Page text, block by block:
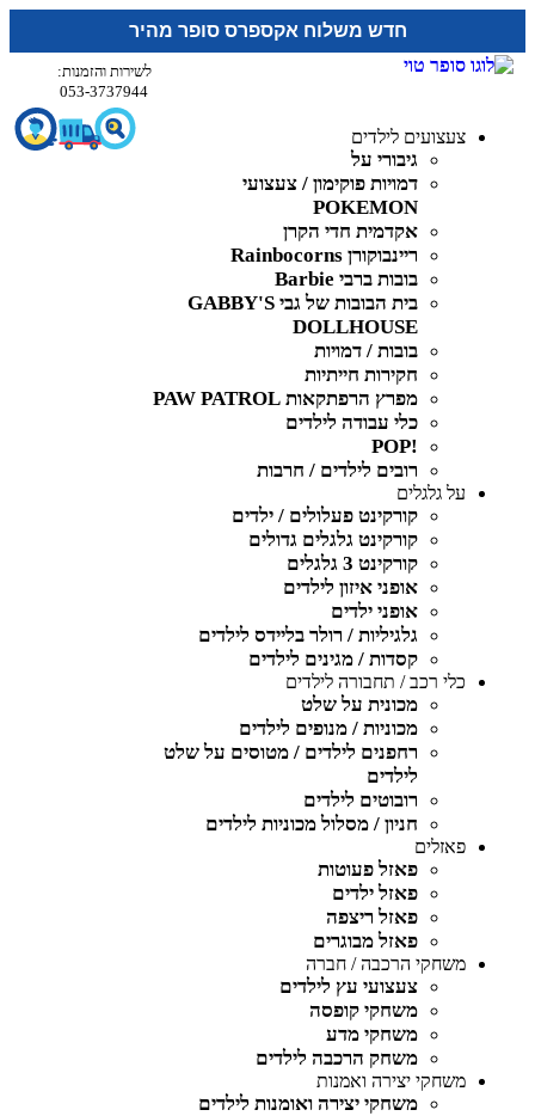
חדש משלוח אקספרס סופר מהיר
לשירות והזמנות:
053-3737944
צעצועים לילדים
גיבורי על
דמויות פוקימון / צעצועי
POKEMON
אקדמית חדי הקרן
ריינבוקורן Rainbocorns
בובות ברבי Barbie
בית הבובות של גבי GABBY'S
DOLLHOUSE
בובות / דמויות
חקירות חייתיות
מפרץ הרפתקאות PAW PATROL
כלי עבודה לילדים
!POP
רובים לילדים / חרבות
על גלגלים
קורקינט פעלולים / ילדים
קורקינט גלגלים גדולים
קורקינט 3 גלגלים
אופני איזון לילדים
אופני ילדים
גלגיליות / רולר בליידס לילדים
קסדות / מגינים לילדים
כלי רכב / תחבורה לילדים
מכונית על שלט
מכוניות / מנופים לילדים
רחפנים לילדים / מטוסים על שלט
לילדים
רובוטים לילדים
חניון / מסלול מכוניות לילדים
פאזלים
פאזל פעוטות
פאזל ילדים
פאזל ריצפה
פאזל מבוגרים
משחקי הרכבה / חברה
צעצועי עץ לילדים
משחקי קופסה
משחקי מדע
משחק הרכבה לילדים
משחקי יצירה ואמנות
משחקי יצירה ואומנות לילדים